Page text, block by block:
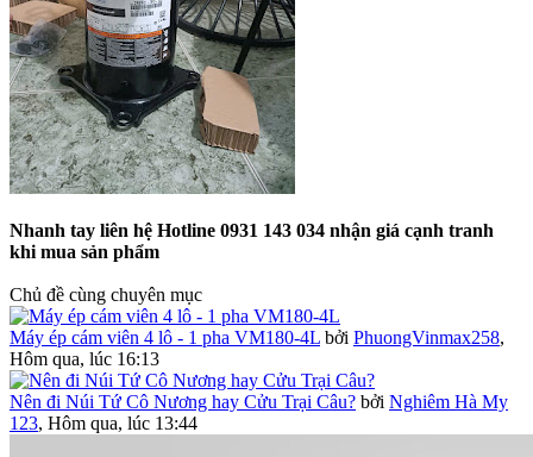
Nhanh tay liên hệ Hotline 0931 143 034 nhận giá cạnh tranh
khi mua sản phẩm
Chủ đề cùng chuyên mục
Máy ép cám viên 4 lô - 1 pha VM180-4L bởi PhuongVinmax258,
Hôm qua, lúc 16:13
Nên đi Núi Tứ Cô Nương hay Cửu Trại Câu? bởi Nghiêm Hà My
123, Hôm qua, lúc 13:44